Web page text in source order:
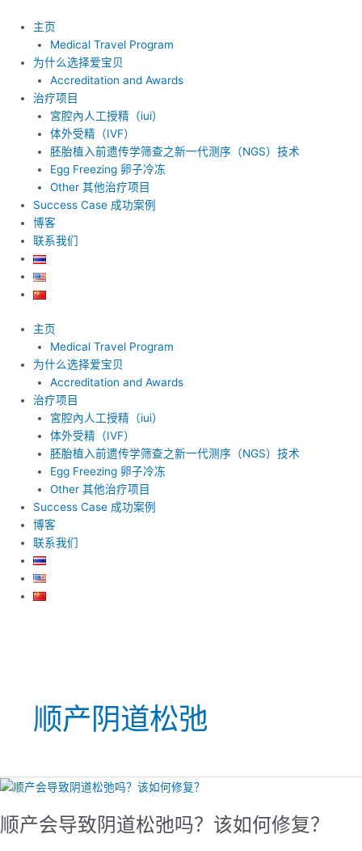
主页
Medical Travel Program
为什么选择爱宝贝
Accreditation and Awards
治疗项目
宮腔內人工授精（iui）
体外受精（IVF）
胚胎植入前遗传学筛查之新一代测序（NGS）技术
Egg Freezing 卵子冷冻
Other 其他治疗项目
Success Case 成功案例
博客
联系我们
主页
Medical Travel Program
为什么选择爱宝贝
Accreditation and Awards
治疗项目
宮腔內人工授精（iui）
体外受精（IVF）
胚胎植入前遗传学筛查之新一代测序（NGS）技术
Egg Freezing 卵子冷冻
Other 其他治疗项目
Success Case 成功案例
博客
联系我们
顺产阴道松弛
顺产会导致阴道松弛吗？该如何修复？
顺
会